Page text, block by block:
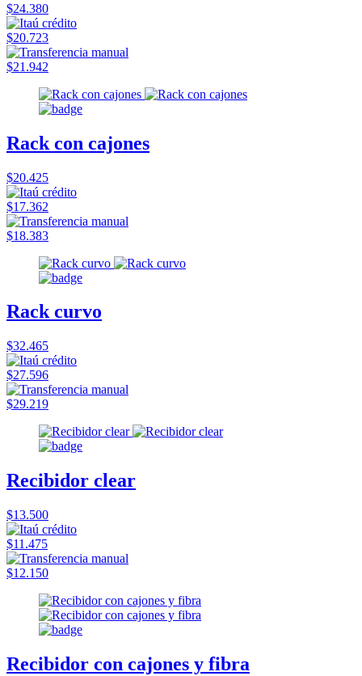
$24.380
$20.723
$21.942
Rack con cajones
$20.425
$17.362
$18.383
Rack curvo
$32.465
$27.596
$29.219
Recibidor clear
$13.500
$11.475
$12.150
Recibidor con cajones y fibra